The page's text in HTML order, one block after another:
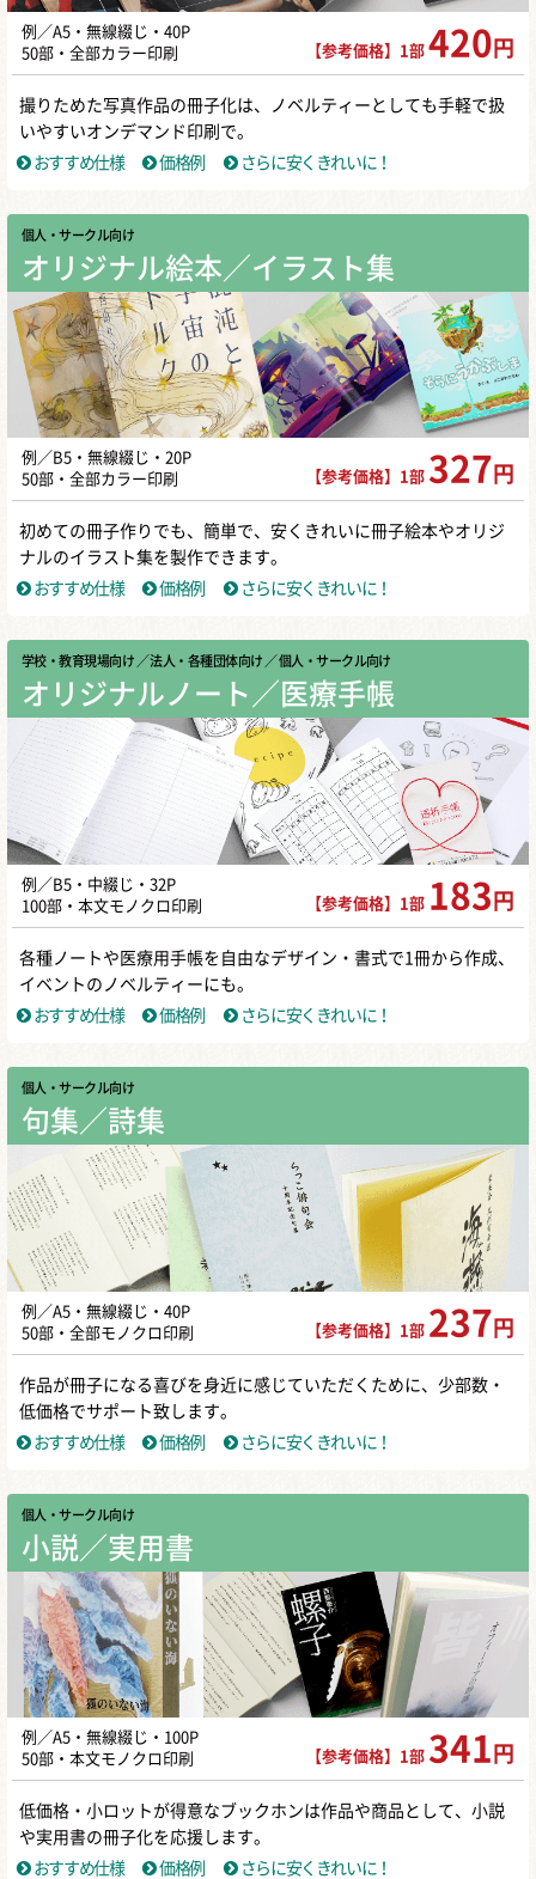
例／A5・無線綴じ・40P
50部・全部カラー印刷
【参考価格】1部 420 円
撮りためた写真作品の冊子化は、ノベルティーとしても手軽で扱
いやすいオンデマンド印刷で。
おすすめ仕様
価格例 さらに安くきれいに！
個人・サークル向け
オリジナル絵本／イラスト集
例／B5・無線綴じ・20P
50部・全部カラー印刷
【参考価格】1部 327 円
初めての冊子作りでも、簡単で、安くきれいに冊子絵本やオリジ
ナルのイラスト集を製作できます。
おすすめ仕様
価格例 さらに安くきれいに！
学校・教育現場向け ／ 法人・各種団体向け ／ 個人・サークル向け
オリジナルノート／医療手帳
例／B5・中綴じ・32P
100部・本文モノクロ印刷
【参考価格】1部 183 円
各種ノートや医療用手帳を自由なデザイン・書式で1冊から作成、
イベントのノベルティーにも。
おすすめ仕様
価格例 さらに安くきれいに！
個人・サークル向け
句集／詩集
例／A5・無線綴じ・40P
50部・全部モノクロ印刷
【参考価格】1部 237 円
作品が冊子になる喜びを身近に感じていただくために、少部数・
低価格でサポート致します。
おすすめ仕様
価格例 さらに安くきれいに！
個人・サークル向け
小説／実用書
例／A5・無線綴じ・100P
50部・本文モノクロ印刷
【参考価格】1部 341 円
低価格・小ロットが得意なブックホンは作品や商品として、小説
や実用書の冊子化を応援します。
おすすめ仕様
価格例 さらに安くきれいに！